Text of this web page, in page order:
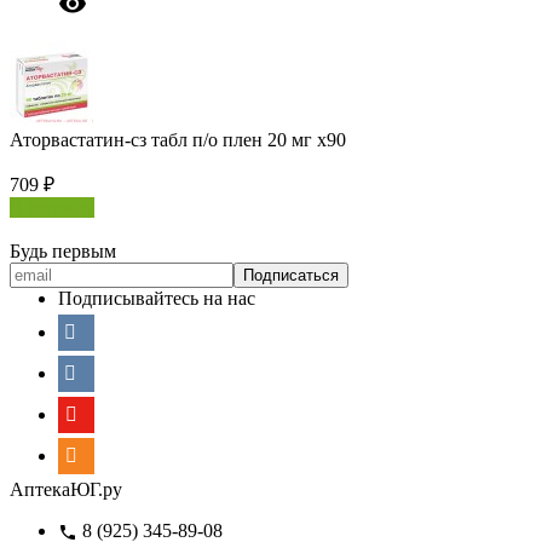
Аторвастатин-сз табл п/о плен 20 мг х90
709 ₽
Будь первым
Подписывайтесь на нас
АптекаЮГ.ру
8 (925) 345-89-08